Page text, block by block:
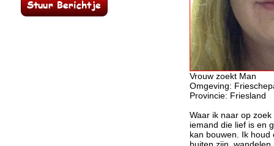
Vrouw zoekt Man
Omgeving:
Provincie: Friesland
Waar ik naar op
iemand die lief is en
kan bouwen. Ik houd